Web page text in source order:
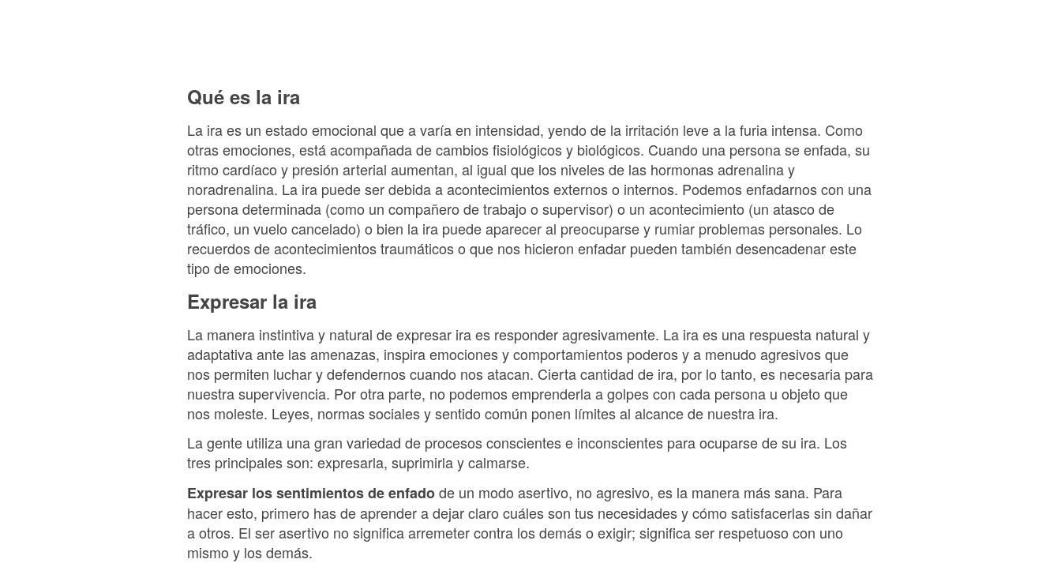
Qué es la ira
La ira es un estado emocional que a varía en intensidad, yendo de la irritación leve a la furia intensa. Como
otras emociones, está acompañada de cambios fisiológicos y biológicos. Cuando una persona se enfada, su
ritmo cardíaco y presión arterial aumentan, al igual que los niveles de las hormonas adrenalina y
noradrenalina. La ira puede ser debida a acontecimientos externos o internos. Podemos enfadarnos con una
persona determinada (como un compañero de trabajo o supervisor) o un acontecimiento (un atasco de
tráfico, un vuelo cancelado) o bien la ira puede aparecer al preocuparse y rumiar problemas personales. Lo
recuerdos de acontecimientos traumáticos o que nos hicieron enfadar pueden también desencadenar este
tipo de emociones.
Expresar la ira
La manera instintiva y natural de expresar ira es responder agresivamente. La ira es una respuesta natural y
adaptativa ante las amenazas, inspira emociones y comportamientos poderos y a menudo agresivos que
nos permiten luchar y defendernos cuando nos atacan. Cierta cantidad de ira, por lo tanto, es necesaria para
nuestra supervivencia. Por otra parte, no podemos emprenderla a golpes con cada persona u objeto que
nos moleste. Leyes, normas sociales y sentido común ponen límites al alcance de nuestra ira.
La gente utiliza una gran variedad de procesos conscientes e inconscientes para ocuparse de su ira. Los
tres principales son: expresarla, suprimirla y calmarse.
Expresar los sentimientos de enfadode un modo asertivo, no agresivo, es la manera más sana. Para
hacer esto, primero has de aprender a dejar claro cuáles son tus necesidades y cómo satisfacerlas sin dañar
a otros. El ser asertivo no significa arremeter contra los demás o exigir; significa ser respetuoso con uno
mismo y los demás.